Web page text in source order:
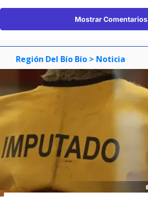
Mostrar Comentarios
Región Del Bío Bío > Noticia